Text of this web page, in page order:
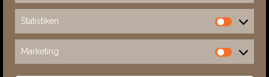
Statistiken
Statistiken
Marketing
Marketing
This Week
31019